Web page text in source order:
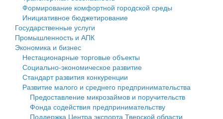
Государственные услуги
Промышленность и АПК
Экономика и бизнес
Символика
Устав
Гостям округа
Туризм
Культура
Образование
муниципального округа Тверской области
Администрация Кашинского муниципального округа
Тверской области
Управление сельскими территориями
Открытые данные
Работа с обращениями граждан
Финансовое управление
Бюджет для граждан
Имущество
Выявление правообладателей ранее учтенных
объектов недвижимости
Имущественная поддержка субъектов малого и
Формирование комфортной городской среды
Инициативное бюджетирование
Государственные услуги
Промышленность и АПК
Экономика и бизнес
Нестационарные торговые объекты
Социально-экономическое развитие
Стандарт развития конкуренции
Развитие малого и среднего предпринимательства
Предоставление микрозаймов и поручительств
Фонда содействия предпринимательству
Поддержка Центра экспорта Тверской области